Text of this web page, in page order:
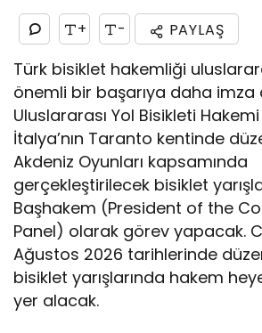
+ - PAYLAŞ
Türk bisiklet hakemliği
önemli bir başarıya daha imza
Uluslararası Yol Bisikleti
İtalya’nın Taranto kentinde
Akdeniz Oyunları kapsamında
gerçekleştirilecek bisiklet
Başhakem (President of the
Panel) olarak görev yapacak.
Ağustos 2026 tarihlerinde
bisiklet yarışlarında hakem
yer alacak.